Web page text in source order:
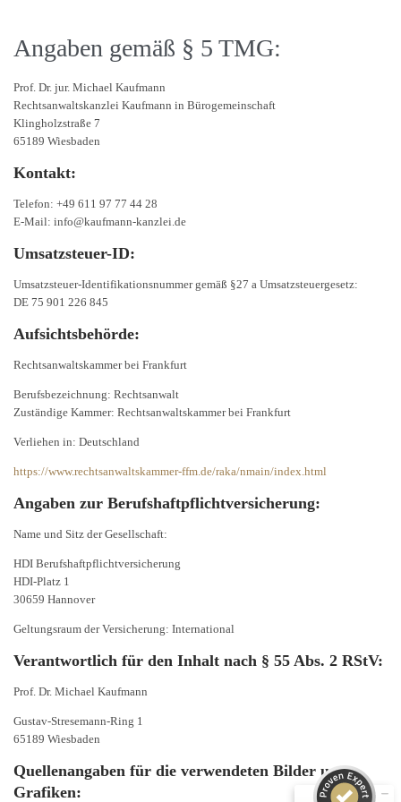
Angaben gemäß § 5 TMG:
Prof. Dr. jur. Michael Kaufmann
Rechtsanwaltskanzlei Kaufmann in Bürogemeinschaft
Klingholzstraße 7
65189 Wiesbaden
Kontakt:
Telefon: +49 611 97 77 44 28
E-Mail: info@kaufmann-kanzlei.de
Umsatzsteuer-ID:
Umsatzsteuer-Identifikationsnummer gemäß §27 a Umsatzsteuergesetz:
DE 75 901 226 845
Aufsichtsbehörde:
Rechtsanwaltskammer bei Frankfurt
Berufsbezeichnung: Rechtsanwalt
Zuständige Kammer: Rechtsanwaltskammer bei Frankfurt
Verliehen in: Deutschland
https://www.rechtsanwaltskammer-ffm.de/raka/nmain/index.html
Angaben zur Berufshaftpflichtversicherung:
Name und Sitz der Gesellschaft:
HDI Berufshaftpflichtversicherung
HDI-Platz 1
30659 Hannover
Geltungsraum der Versicherung: International
Verantwortlich für den Inhalt nach § 55 Abs. 2 RStV:
Prof. Dr. Michael Kaufmann
Gustav-Stresemann-Ring 1
65189 Wiesbaden
Quellenangaben für die verwendeten Bilder und
Grafiken:
Kundenbewertungen und Erfahrungen zu
4,90 / 5,00